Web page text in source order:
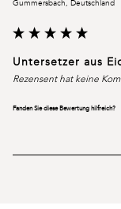
Gummersbach, Deutschland
Untersetzer aus
Rezensent hat keine
Fanden Sie diese Bewertung hilfreich?